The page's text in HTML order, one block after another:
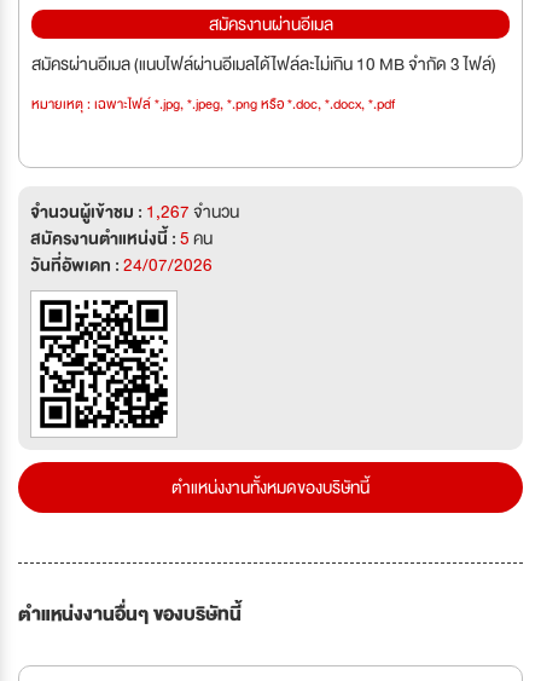
สมัครงานผ่านอีเมล
สมัครผ่านอีเมล (แนบไฟล์ผ่านอีเมลได้ไฟล์ละไม่เกิน 10 MB จำกัด 3 ไฟล์)
หมายเหตุ : เฉพาะไฟล์ *.jpg, *.jpeg, *.png หรือ *.doc, *.docx, *.pdf
จำนวนผู้เข้าชม : 1,267จำนวน
สมัครงานตำแหน่งนี้ :5คน
วันที่อัพเดท :24/07/2026
ตำแหน่งงานทั้งหมดของบริษัทนี้
ตำแหน่งงานอื่นๆ ของบริษัทนี้